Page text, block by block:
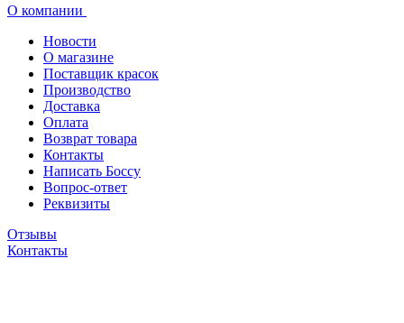
О компании
Новости
О магазине
Поставщик красок
Производство
Доставка
Оплата
Возврат товара
Контакты
Написать Боссу
Вопрос-ответ
Реквизиты
Отзывы
Контакты